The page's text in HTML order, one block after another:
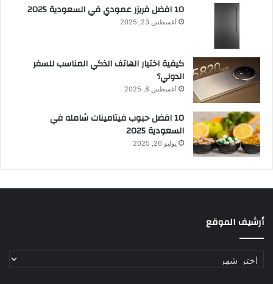
10 افضل فريزر عمودي​ في السعودية​ 2025
أغسطس 23, 2025
كيفية اختيار الهاتف الذكي المناسب للسفر
الدولي؟
أغسطس 8, 2025
10 افضل حبوب فيتامينات شامله​ في
السعودية 2025
يوليو 26, 2025
أرشيف الموقع
أرشيف